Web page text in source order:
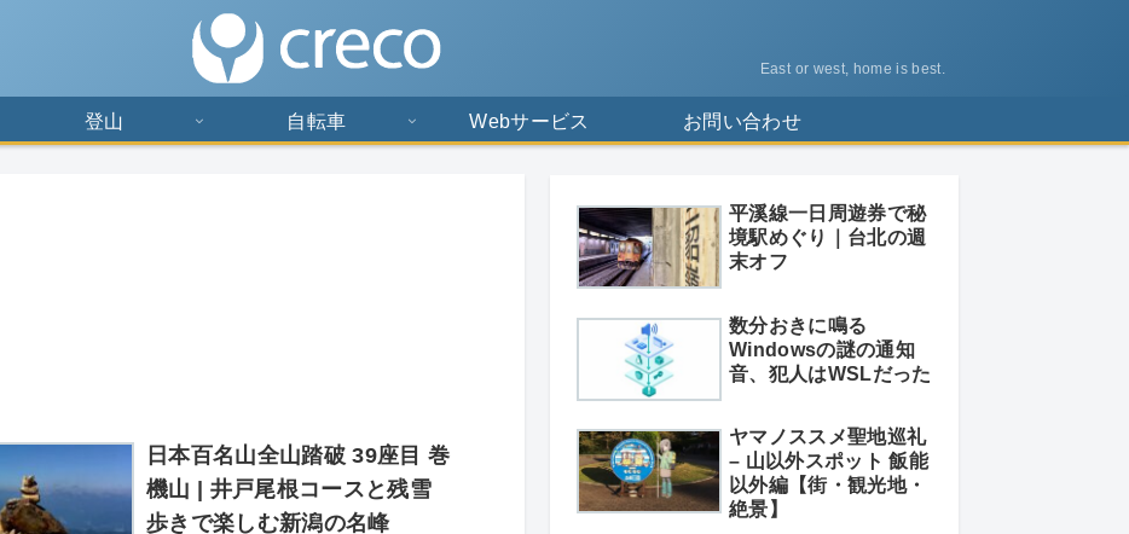
East or west, home is best.
登山 自転車 Webサービス お問い合わせ
日本百名山全山踏破 39座目 巻
機山 | 井戸尾根コースと残雪
歩きで楽しむ新潟の名峰
平溪線一日周遊券で秘
境駅めぐり｜台北の週
末オフ
数分おきに鳴る
Windowsの謎の通知
音、犯人はWSLだった
ヤマノススメ聖地巡礼
– 山以外スポット 飯能
以外編【街・観光地・
絶景】